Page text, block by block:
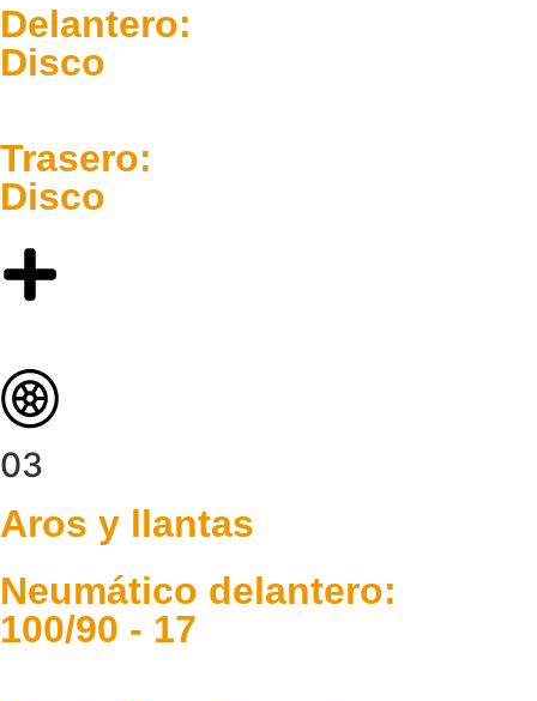
Delantero:
Disco
Trasero:
Disco
03
Aros y llantas
Neumático delantero:
100/90 - 17